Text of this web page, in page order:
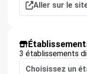
Aller sur le
3 établissements
Choisissez un